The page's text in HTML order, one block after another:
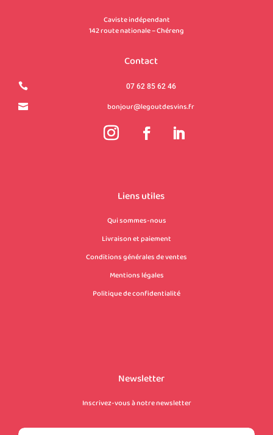
Caviste indépendant
142 route nationale – Chéreng
Contact
 07 62 85 62 46
 bonjour@legoutdesvins.fr
Liens utiles
Qui sommes-nous
Livraison et paiement
Conditions générales de ventes
Mentions légales
Politique de confidentialité
Newsletter
Inscrivez-vous à notre newsletter